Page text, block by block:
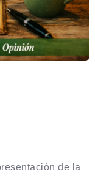
de la